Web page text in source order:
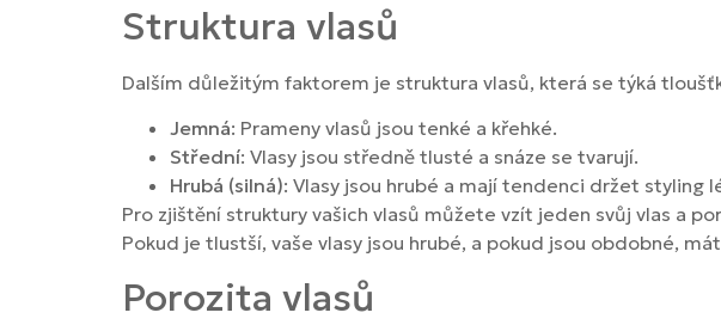
Struktura vlasů
Dalším důležitým faktorem je struktura vlasů, která se týká
Jemná: Prameny vlasů jsou tenké a křehké.
Střední: Vlasy jsou středně tlusté a snáze se tvarují.
Hrubá (silná): Vlasy jsou hrubé a mají tendenci držet styling
Pro zjištění struktury vašich vlasů můžete vzít jeden svůj vlas a
Pokud je tlustší, vaše vlasy jsou hrubé, a pokud jsou obdobné,
Porozita vlasů